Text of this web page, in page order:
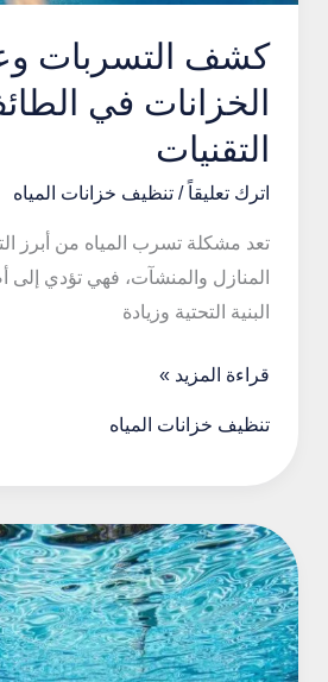
كشف التسربات
الخزانات في
التقنيات
اترك تعليقاً / تنظيف خزانات المياه
تعد مشكلة تسرب المياه من أبرز
المنازل والمنشآت، فهي تؤدي
البنية التحتية وزيادة
كشف
الطائف
بأحدث
التقنيات
قراءة المزيد »
تنظيف خزانات المياه